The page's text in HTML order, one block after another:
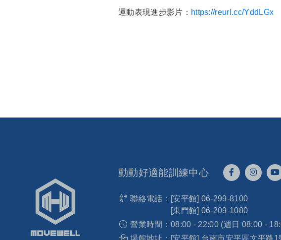
運動表現進步影片： https://reurl.cc/YddLGx
動動好適能訓練中心
聯絡電話： [安平館] 06-299-8100
[東門館] 06-209-1080
營業時間： 08:00 - 22:00 (週日 08:00 -
場館地址： [安平館] 台南市安平區文平路1